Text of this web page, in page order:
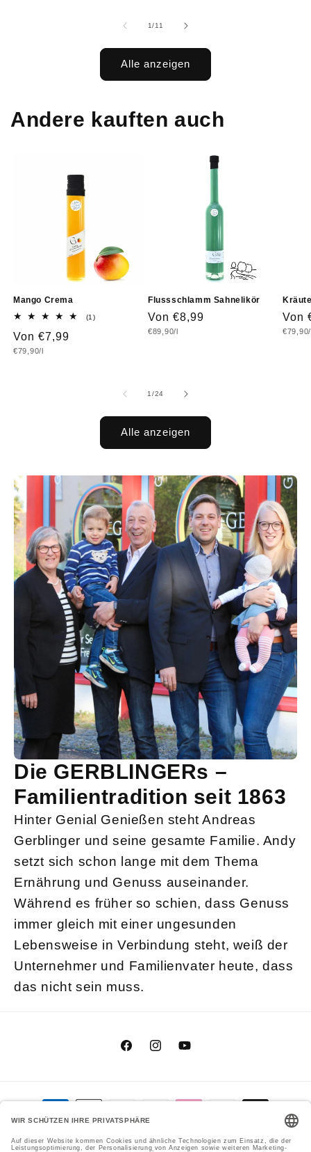
1/von
11
Alle anzeigen
Andere kauften auch
Mango Crema
(1)1
Normaler
Preis
Von €7,99
Grundpreis
€79,90/l
Flussschlamm Sahnelikör
Normaler
Preis
Von €8,99
Grundpreis
€89,90/l
Preis
Von
1/von
24
Alle anzeigen
Die GERBLINGERs –
Familientradition seit 1863
Hinter Genial Genießen steht Andreas
Gerblinger und seine gesamte Familie. Andy
setzt sich schon lange mit dem Thema
Ernährung und Genuss auseinander.
Während es früher so schien, dass Genuss
immer gleich mit einer ungesunden
Lebensweise in Verbindung steht, weiß der
Unternehmer und Familienvater heute, dass
das nicht sein muss.
FacebookInstagram
Zahlungsmethoden